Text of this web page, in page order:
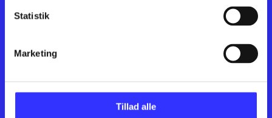
Statistik
Marketing
Tillad alle
Artikler